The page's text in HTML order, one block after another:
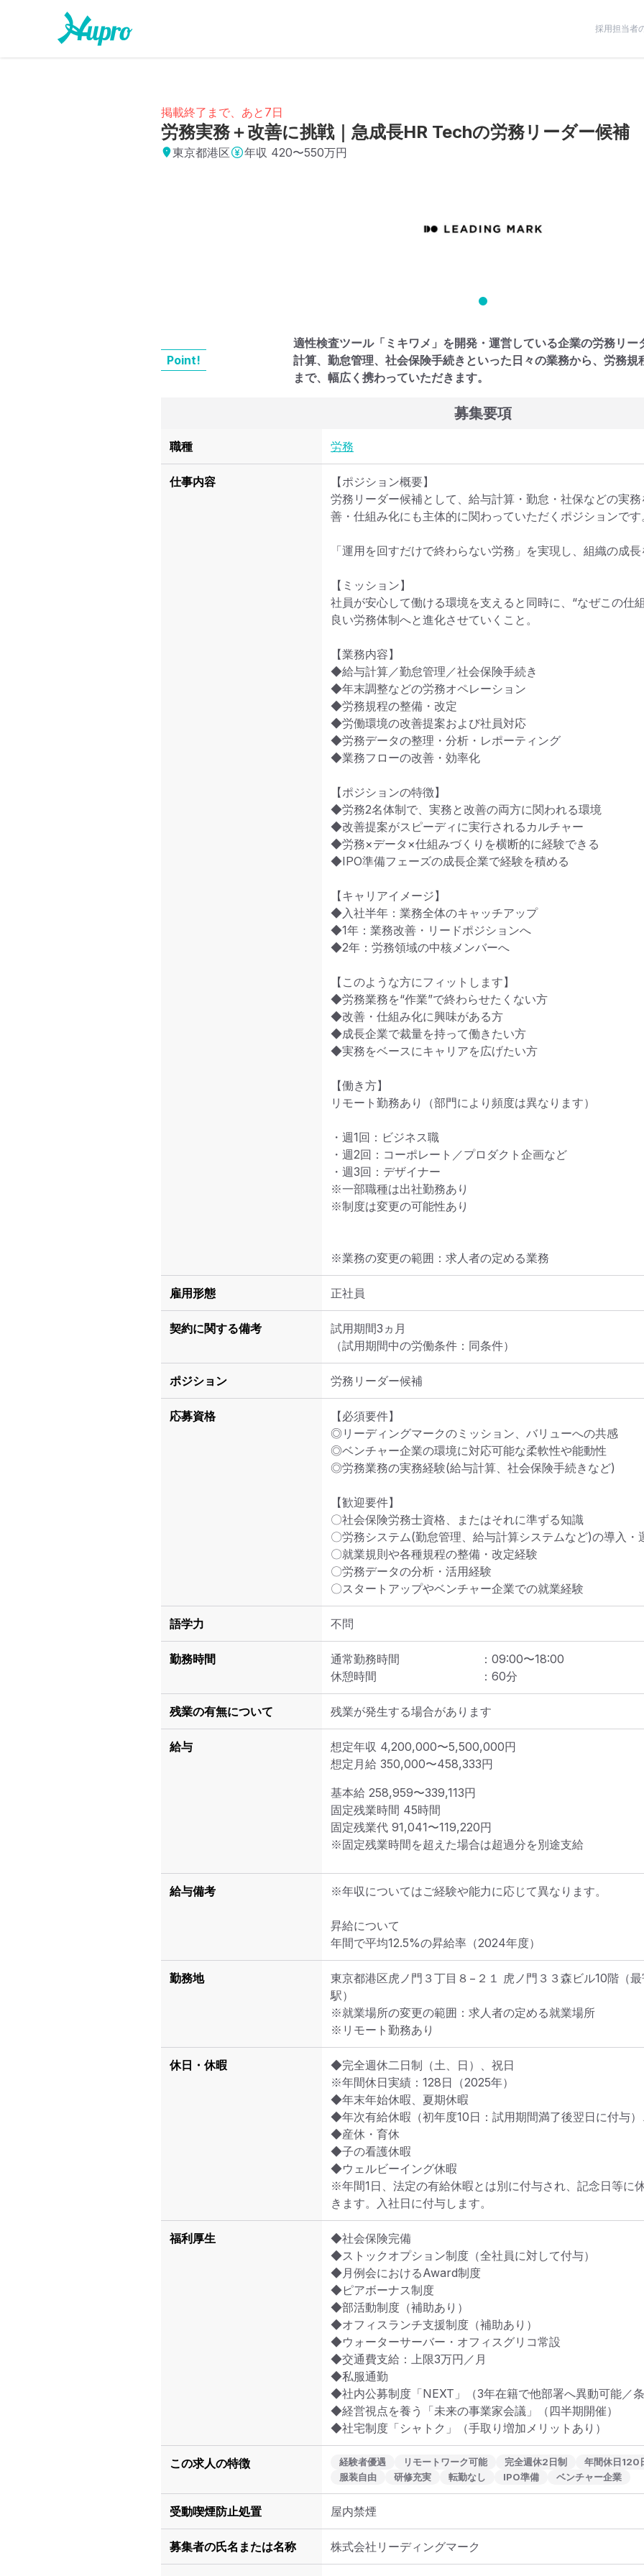
採用担当者
掲載終了まで、あと7日
労務実務＋改善に挑戦｜急成長HR Techの労務リーダー候補
東京都港区 年収 420〜550万円
Point!
適性検査ツール「ミキワメ」を開発・運営している企業の労務リ
計算、勤怠管理、社会保険手続きといった日々の業務から、労務
まで、幅広く携わっていただきます。
募集要項
職種 労務
仕事内容
【ポジション概要】
労務リーダー候補として、給与計算・勤怠・社保などの実
善・仕組み化にも主体的に関わっていただくポジションです
「運用を回すだけで終わらない労務」を実現し、組織の成
【ミッション】
社員が安心して働ける環境を支えると同時に、“なぜこの仕
良い労務体制へと進化させていくこと。
【業務内容】
◆給与計算／勤怠管理／社会保険手続き
◆年末調整などの労務オペレーション
◆労務規程の整備・改定
◆労働環境の改善提案および社員対応
◆労務データの整理・分析・レポーティング
◆業務フローの改善・効率化
【ポジションの特徴】
◆労務2名体制で、実務と改善の両方に関われる環境
◆改善提案がスピーディに実行されるカルチャー
◆労務×データ×仕組みづくりを横断的に経験できる
◆IPO準備フェーズの成長企業で経験を積める
【キャリアイメージ】
◆入社半年：業務全体のキャッチアップ
◆1年：業務改善・リードポジションへ
◆2年：労務領域の中核メンバーへ
【このような方にフィットします】
◆労務業務を“作業”で終わらせたくない方
◆改善・仕組み化に興味がある方
◆成長企業で裁量を持って働きたい方
◆実務をベースにキャリアを広げたい方
【働き方】
リモート勤務あり（部門により頻度は異なります）
・週1回：ビジネス職
・週2回：コーポレート／プロダクト企画など
・週3回：デザイナー
※一部職種は出社勤務あり
※制度は変更の可能性あり
※業務の変更の範囲：求人者の定める業務
雇用形態 正社員
契約に関する備考
試用期間3ヵ月
（試用期間中の労働条件：同条件）
ポジション 労務リーダー候補
応募資格
【必須要件】
◎リーディングマークのミッション、バリューへの共感
◎ベンチャー企業の環境に対応可能な柔軟性や能動性
◎労務業務の実務経験(給与計算、社会保険手続きなど)
【歓迎要件】
〇社会保険労務士資格、またはそれに準ずる知識
〇労務システム(勤怠管理、給与計算システムなど)の導入・
〇就業規則や各種規程の整備・改定経験
〇労務データの分析・活用経験
〇スタートアップやベンチャー企業での就業経験
語学力 不問
勤務時間 通常勤務時間 ： 09:00〜18:00
休憩時間
： 60分
残業の有無について 残業が発生する場合があります
給与 想定年収 4,200,000〜5,500,000円
想定月給 350,000〜458,333円
基本給 258,959〜339,113円
固定残業時間 45時間
固定残業代 91,041〜119,220円
※固定残業時間を超えた場合は超過分を別途支給
給与備考 ※年収についてはご経験や能力に応じて異なります。
昇給について
年間で平均12.5%の昇給率（2024年度）
勤務地 東京都港区虎ノ門３丁目８−２１ 虎ノ門３３森ビル10階 （
駅）
※就業場所の変更の範囲：求人者の定める就業場所
※リモート勤務あり
休日・休暇
◆完全週休二日制（土、日）、祝日
※年間休日実績：128日（2025年）
◆年末年始休暇、夏期休暇
◆年次有給休暇（初年度10日：試用期間満了後翌日に付与
◆産休・育休
◆子の看護休暇
◆ウェルビーイング休暇
※年間1日、法定の有給休暇とは別に付与され、記念日等に
きます。入社日に付与します。
福利厚生
◆社会保険完備
◆ストックオプション制度（全社員に対して付与）
◆月例会におけるAward制度
◆ピアボーナス制度
◆部活動制度（補助あり）
◆オフィスランチ支援制度（補助あり）
◆ウォーターサーバー・オフィスグリコ常設
◆交通費支給：上限3万円／月
◆私服通勤
◆社内公募制度「NEXT」（3年在籍で他部署へ異動可能／
◆経営視点を養う「未来の事業家会議」（四半期開催）
◆社宅制度「シャトク」（手取り増加メリットあり）
この求人の特徴 経験者優遇 リモートワーク可能 完全週休2日制
年間休日120
服装自由
研修充実 転勤なし IPO準備 ベンチャー企業
受動喫煙防止処置 屋内禁煙
募集者の氏名または名称 株式会社リーディングマーク